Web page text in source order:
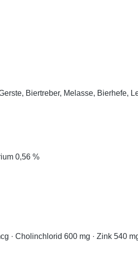
Biertreber, Melasse, Bierhefe,
0,56 %
· Cholinchlorid 600 mg · Zink 540